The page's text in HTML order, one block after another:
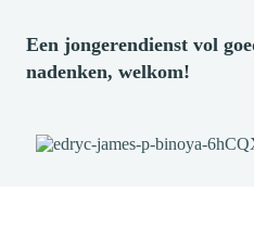
Een jongerendienst vol
nadenken, welkom!